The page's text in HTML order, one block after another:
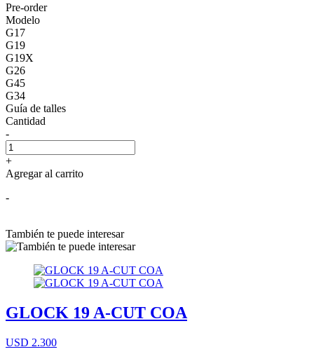
Pre-order
Modelo
G17
G19
G19X
G26
G45
G34
Guía de talles
Cantidad
-
+
Agregar al carrito
-
También te puede interesar
GLOCK 19 A-CUT COA
USD 2.300